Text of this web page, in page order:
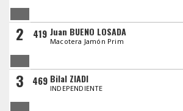
2 419 Juan BUENO LOSADA
Macotera Jamón Prim
3 469 Bilal ZIADI
INDEPENDIENTE